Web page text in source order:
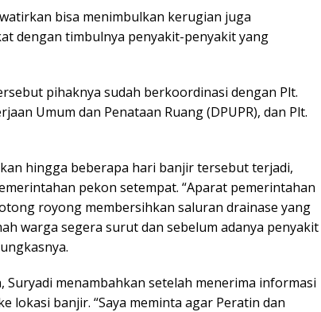
bisa menimbulkan kerugian juga
dengan timbulnya penyakit-penyakit yang
pihaknya sudah berkoordinasi dengan Plt.
Umum dan Penataan Ruang (DPUPR), dan Plt.
hingga beberapa hari banjir tersebut terjadi,
pekon setempat. “Aparat pemerintahan
royong membersihkan saluran drainase yang
warga segera surut dan sebelum adanya penyakit
Suryadi menambahkan setelah menerima informasi
lokasi banjir. “Saya meminta agar Peratin dan